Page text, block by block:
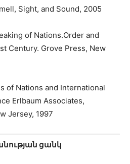
Sight, and Sound, 2005
of Nations.Order and
Century. Grove Press, New
of Nations and International
Erlbaum Associates,
Jersey, 1997
ցանկ